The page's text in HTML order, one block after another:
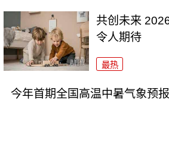
共创未来
令人期待
最热
今年首期全国高温中暑气象预